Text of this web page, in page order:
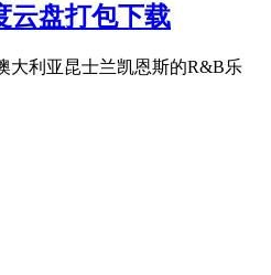
云盘打包下载
大利亚昆士兰凯恩斯的R&B乐